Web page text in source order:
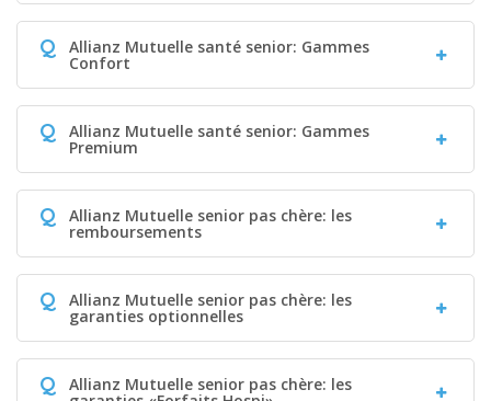
Q Allianz Mutuelle santé senior: Gammes
Confort
Q Allianz Mutuelle santé senior: Gammes
Premium
Q Allianz Mutuelle senior pas chère: les
remboursements
Q Allianz Mutuelle senior pas chère: les
garanties optionnelles
Q Allianz Mutuelle senior pas chère: les